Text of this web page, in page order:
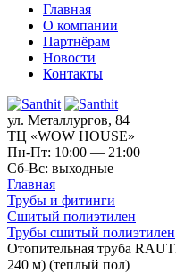
Главная
О компании
Партнёрам
Новости
Контакты
ул. Металлургов, 84
ТЦ «WOW HOUSE»
Пн-Пт: 10:00 — 21:00
Сб-Вс: выходные
Главная
Трубы и фитинги
Сшитый полиэтилен
Трубы сшитый полиэтилен
Отопительная труба
240 м) (теплый пол)